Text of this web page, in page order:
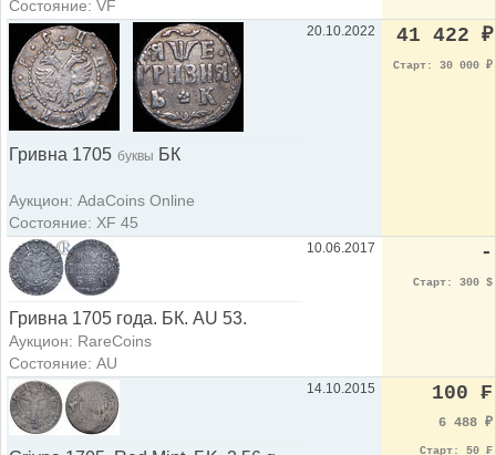
Состояние: VF
Гривна 1705 буквы БК
Аукцион: AdaCoins Online
Состояние: XF 45
20.10.2022 41 422 ₽
Старт: 30 000 ₽
Гривна 1705 года. БК. AU 53.
Аукцион: RareCoins
Состояние: AU
10.06.2017 -
Старт: 300 $
14.10.2015 100 ₣
6 488 ₽
Старт: 50 ₣